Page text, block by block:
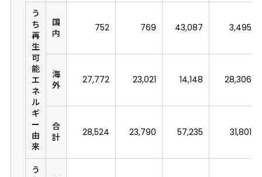
う
ち
再
生
可
能
エ
ネ
ル
ギ
ー
由
来
国
内
752 769 43,087 3,495
海
外
27,772 23,021 14,148 28,306
合
計
28,524 23,790 57,235 31,801
う